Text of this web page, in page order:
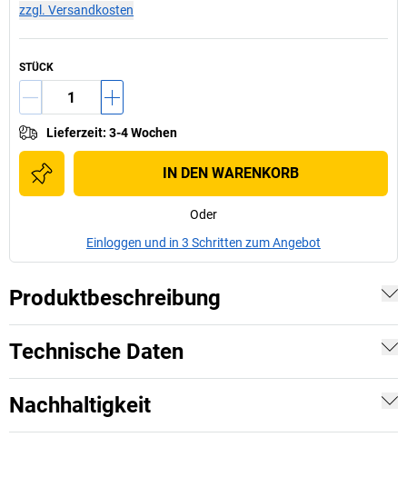
zzgl. Versandkosten
STÜCK
Lieferzeit: 3-4 Wochen
IN DEN WARENKORB
Oder
Einloggen und in 3 Schritten zum Angebot
Produktbeschreibung
Technische Daten
Nachhaltigkeit